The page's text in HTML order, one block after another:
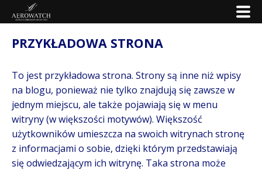
PRZYKŁADOWA STRONA
To jest przykładowa strona. Strony są inne niż wpisy
na blogu, ponieważ nie tylko znajdują się zawsze w
jednym miejscu, ale także pojawiają się w menu
witryny (w większości motywów). Większość
użytkowników umieszcza na swoich witrynach stronę
z informacjami o sobie, dzięki którym przedstawiają
się odwiedzającym ich witrynę. Taka strona może